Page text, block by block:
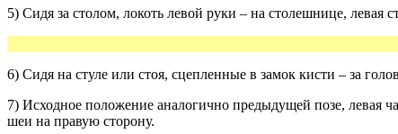
5) Сидя за столом, локоть левой руки – на столешнице, левая
6) Сидя на стуле или стоя, сцепленные в замок кисти – за
7) Исходное положение аналогично предыдущей позе, левая
шеи на правую сторону.